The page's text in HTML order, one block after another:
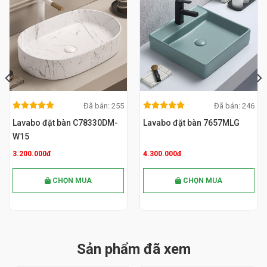
5.00out
of 5
MUA NGAY
5.00
out
of 5
Đã bán: 255
Lavabo đặt bàn C78330DM-
W15
3.200.000đ
CHỌN MUA
5.00out
of 5
MUA NGAY
5.00
out
of 5
Đã bán: 246
Lavabo đặt bàn 7657MLG
4.300.000đ
CHỌN MUA
Sản phẩm đã xem